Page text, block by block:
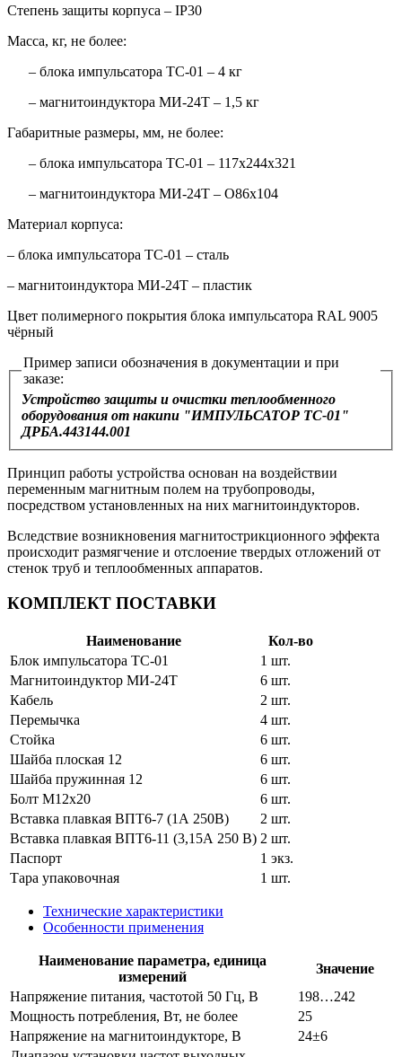
Степень защиты корпуса – IP30
Масса, кг, не более:
– блока импульсатора ТС-01 – 4 кг
– магнитоиндуктора МИ-24Т – 1,5 кг
Габаритные размеры, мм, не более:
– блока импульсатора ТС-01 – 117х244х321
– магнитоиндуктора МИ-24Т – O86х104
Материал корпуса:
– блока импульсатора ТС-01 – сталь
– магнитоиндуктора МИ-24Т – пластик
Цвет полимерного покрытия блока импульсатора RAL 9005
чёрный
Пример записи обозначения в документации и при
заказе:
Устройство защиты и очистки теплообменного
оборудования от накипи "ИМПУЛЬСАТОР ТС-01"
ДРБА.443144.001
Принцип работы устройства основан на воздействии
переменным магнитным полем на трубопроводы,
посредством установленных на них магнитоиндукторов.
Вследствие возникновения магнитострикционного эффекта
происходит размягчение и отслоение твердых отложений от
стенок труб и теплообменных аппаратов.
КОМПЛЕКТ ПОСТАВКИ
Наименование
Кол-во
Блок импульсатора ТС-01
1 шт.
Магнитоиндуктор МИ-24Т
6 шт.
Кабель
2 шт.
Перемычка
4 шт.
Стойка
6 шт.
Шайба плоская 12
6 шт.
Шайба пружинная 12
6 шт.
Болт М12х20
6 шт.
Вставка плавкая ВПТ6-7 (1А 250В)
2 шт.
Вставка плавкая ВПТ6-11 (3,15А 250 В) 2 шт.
Паспорт
1 экз.
Тара упаковочная
1 шт.
Технические характеристики
Особенности применения
Наименование параметра, единица
измерений
Значение
Напряжение питания, частотой 50 Гц, В
198…242
Мощность потребления, Вт, не более
25
Напряжение на магнитоиндукторе, В
24±6